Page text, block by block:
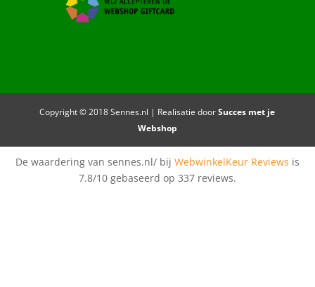
Copyright © 2018 Sennes.nl | Realisatie doorSucces met je
Webshop
De waardering van sennes.nl/ bij WebwinkelKeur Reviews is
7.8/10 gebaseerd op 337 reviews.